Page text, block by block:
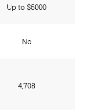
Up to $5000
No
4,708